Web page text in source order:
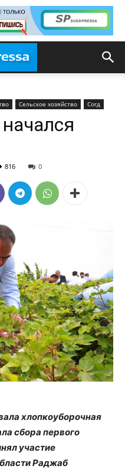
Сельское хозяйство Согд
816 0
хлопкоуборочная
сбора первого
участие
Раджаб